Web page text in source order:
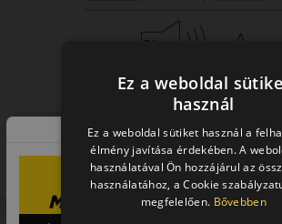
Figyelem a feltüntetett címke adatok
jellegűek. Előfordulhat, hogy még a
ellátott abroncs kerül kiszállításra.
Ez a weboldal
használ
Ez a weboldal sütiket használ a
élmény javítása érdekében. A
használatával Ön hozzájárul az
használatához, a Cookie
megfelelően. Bővebben